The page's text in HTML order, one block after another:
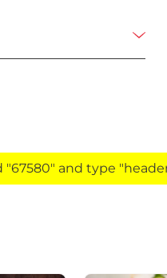
and type